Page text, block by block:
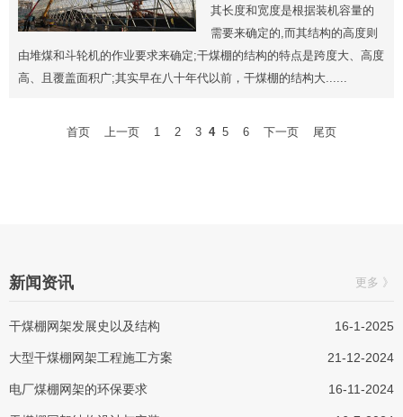
其长度和宽度是根据装机容量的
需要来确定的,而其结构的高度则
由堆煤和斗轮机的作业要求来确定;干煤棚的结构的特点是跨度大、高度
高、且覆盖面积广;其实早在八十年代以前，干煤棚的结构大......
首页 上一页 1 2 3 4 5 6 下一页 尾页
更多 》
新闻资讯
16-1-2025
干煤棚网架发展史以及结构
21-12-2024
大型干煤棚网架工程施工方案
16-11-2024
电厂煤棚网架的环保要求